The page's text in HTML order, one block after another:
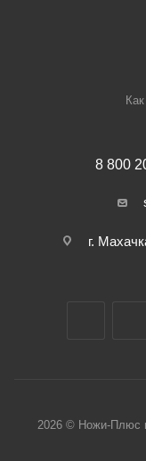
8 800
г.
2026 © Ножи-Плюс